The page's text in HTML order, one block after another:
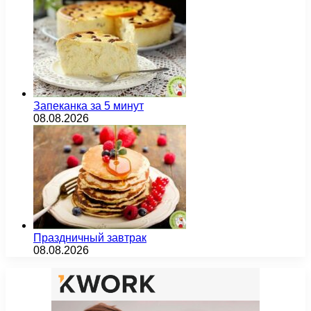
Запеканка за 5 минут
08.08.2026
Праздничный завтрак
08.08.2026